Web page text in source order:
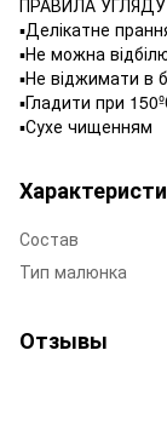
▪️Делікатне
▪️Не можна
▪️Не віджимати в
▪️Гладити при
▪️Сухе чищенням
Состав
Тип малюнка
Отзывы